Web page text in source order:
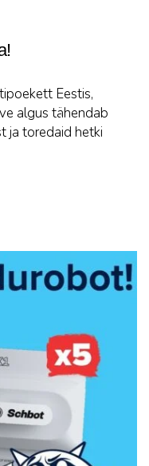
Eestis,
algus tähendab
ja toredaid hetki